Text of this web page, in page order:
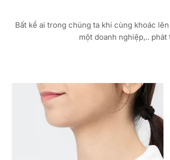
Bất kể ai trong chúng ta khi cùng khoác
một doanh nghiệp,..